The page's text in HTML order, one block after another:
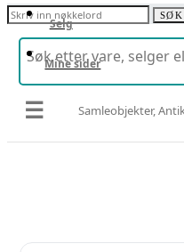
Selg
Mine sider
Søk etter: SØK
☰ Samleobjekter,